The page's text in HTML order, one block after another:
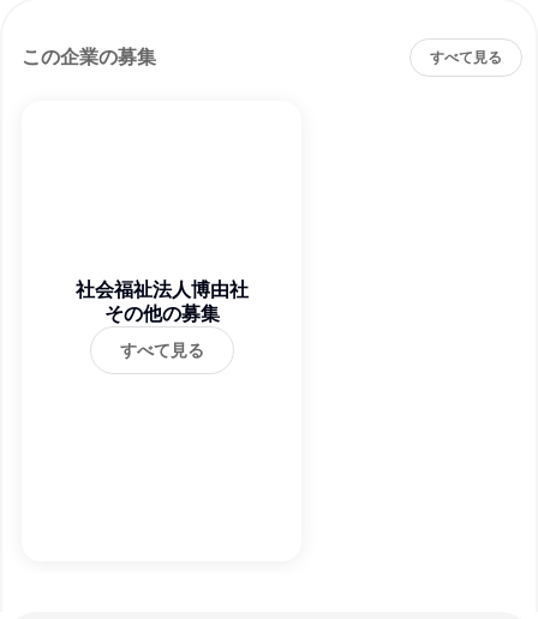
この企業の募集 すべて見る
社会福祉法人博由社
その他の募集
すべて見る